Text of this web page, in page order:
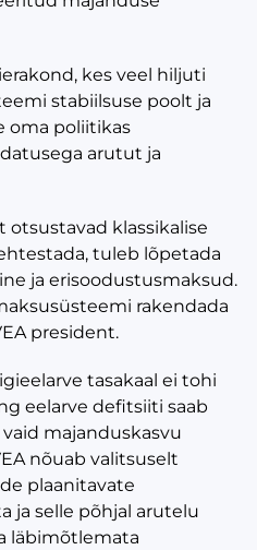
kes veel hiljuti
stabiilsuse poolt ja
oma poliitikas
arutut ja
otsustavad klassikalise
tuleb lõpetada
ja erisoodustusmaksud.
rakendada
president.
tasakaal ei tohi
eelarve defitsiiti saab
majanduskasvu
nõuab valitsuselt
plaanitavate
ja selle põhjal arutelu
läbimõtlemata